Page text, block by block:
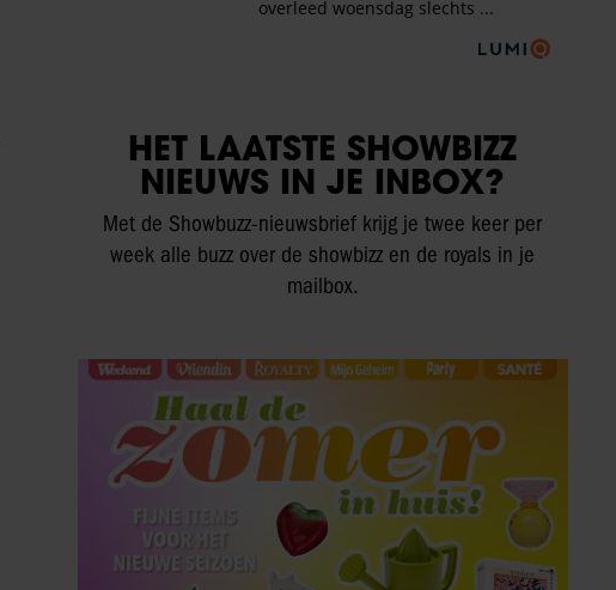
HET LAATSTE SHOWBIZZ
NIEUWS IN JE INBOX?
Met de Showbuzz-nieuwsbrief krijg je twee keer per
week alle buzz over de showbizz en de royals in je
mailbox.